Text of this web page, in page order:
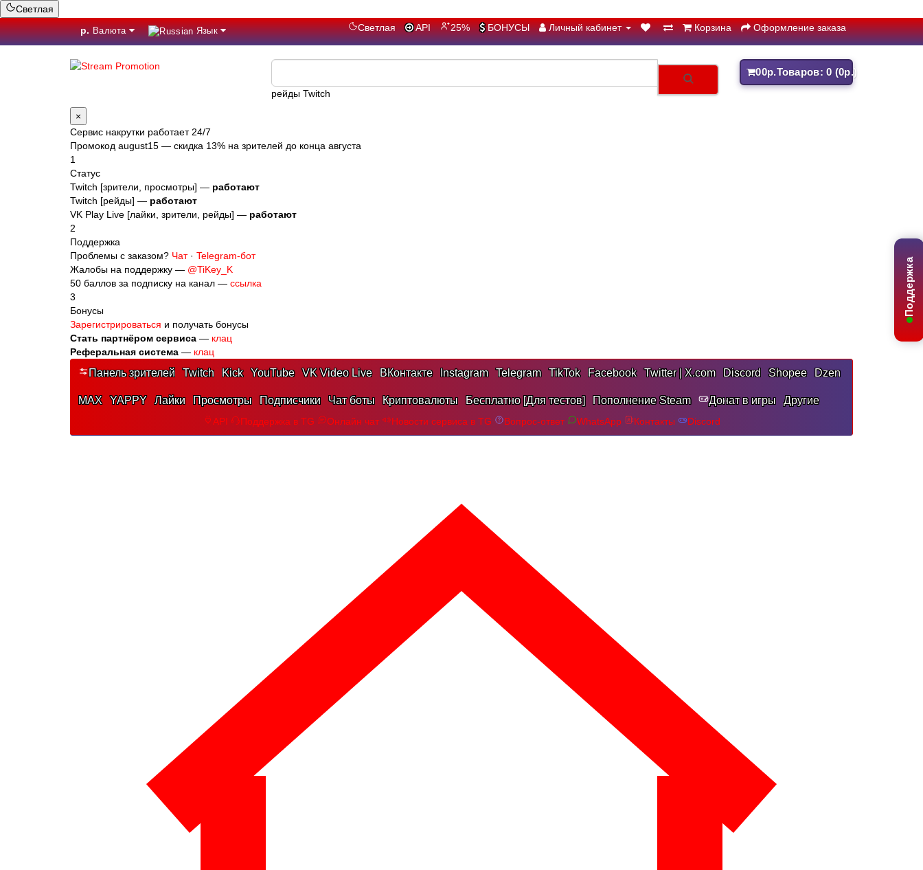
Светлая
Поддержка
р. Валюта Язык Светлая API 25% БОНУСЫ Личный кабинет Корзина Оформление заказа
рейды Twitch
00р.Товаров: 0 (0р.)
×
Сервис накрутки работает 24/7
Промокод august15 — скидка 13% на зрителей до конца августа
1
Статус
Twitch [зрители, просмотры] — работают
Twitch [рейды] — работают
VK Play Live [лайки, зрители, рейды] — работают
2
Поддержка
Проблемы с заказом? Чат· Telegram-бот
Жалобы на поддержку — @TiKey_K
50 баллов за подписку на канал — ссылка
3
Бонусы
Зарегистрироваться и получать бонусы
Стать партнёром сервиса — клац
Реферальная система — клац
Панель зрителей Twitch Kick YouTube VK Video Live ВКонтакте Instagram Telegram TikTok Facebook Twitter | X.com Discord Shopee Dzen
MAX YAPPY Лайки Просмотры Подписчики Чат боты Криптовалюты Бесплатно [Для тестов] Пополнение Steam Донат в игры Другие
API Поддержка в TG Онлайн чат Новости сервиса в TG Вопрос-ответ WhatsApp Контакты Discord